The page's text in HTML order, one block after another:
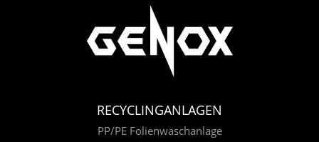
RECYCLINGANLAGEN
PP/PE Folienwaschanlage